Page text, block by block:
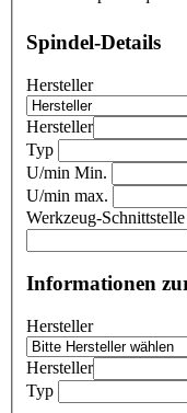
Spindel-Details
Hersteller
Hersteller
Typ
U/min Min.
U/min max.
Werkzeug-Schnittstelle
Informationen
Hersteller
Hersteller
Typ